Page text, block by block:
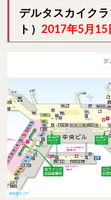
デルタスカイク
ト） 2017年5月15